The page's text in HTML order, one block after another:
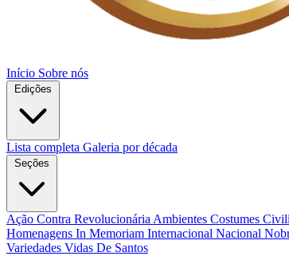
Início Sobre nós
Edições
Lista completa Galeria por década
Seções
Ação Contra Revolucionária Ambientes Costumes
Homenagens In Memoriam Internacional Nacional
Variedades Vidas De Santos